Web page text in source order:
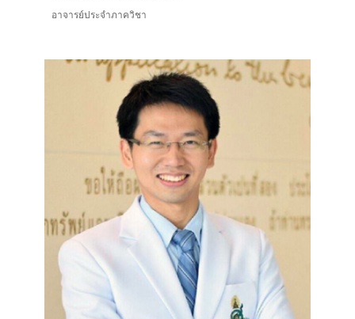
อาจารย์ประจำภาควิชา